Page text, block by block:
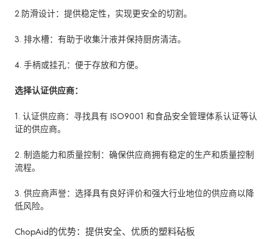
2.防滑设计：提供稳定性，实现更安全的切割。
3. 排水槽：有助于收集汁液并保持厨房清洁。
4. 手柄或挂孔：便于存放和方便。
选择认证供应商：
1. 认证供应商：寻找具有 ISO9001 和食品安全管理体系认证等认
证的供应商。
2. 制造能力和质量控制：确保供应商拥有稳定的生产和质量控制
流程。
3. 供应商声誉：选择具有良好评价和强大行业地位的供应商以降
低风险。
ChopAid的优势：提供安全、优质的塑料砧板